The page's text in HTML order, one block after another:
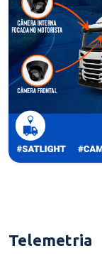
Telemetria